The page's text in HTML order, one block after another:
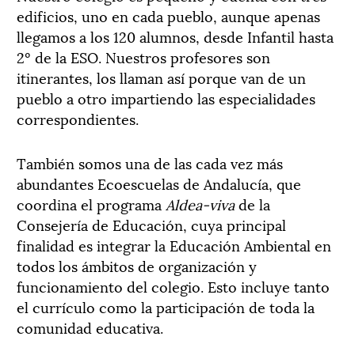
edificios, uno en cada pueblo, aunque apenas
llegamos a los 120 alumnos, desde Infantil hasta
2º de la ESO. Nuestros profesores son
itinerantes, los llaman así porque van de un
pueblo a otro impartiendo las especialidades
correspondientes.
También somos una de las cada vez más
abundantes Ecoescuelas de Andalucía, que
coordina el programa Aldea-vivade la
Consejería de Educación, cuya principal
finalidad es integrar la Educación Ambiental en
todos los ámbitos de organización y
funcionamiento del colegio. Esto incluye tanto
el currículo como la participación de toda la
comunidad educativa.